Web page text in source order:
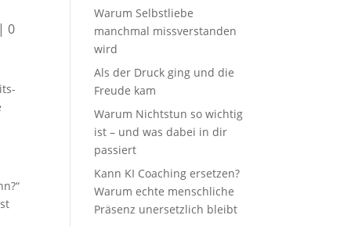
|0
Warum Selbstliebe
manchmal missverstanden
wird
Als der Druck ging und die
Freude kam
Warum Nichtstun so wichtig
ist – und was dabei in dir
passiert
Kann KI Coaching ersetzen?
Warum echte menschliche
Präsenz unersetzlich bleibt